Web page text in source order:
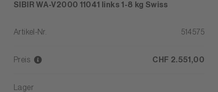
SIBIR WA-V2000 11041 links 1-8 kg Swiss
Artikel-Nr. 514575
Preis CHF 2.551,00
Lager